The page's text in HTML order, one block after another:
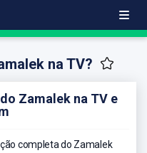
na TV?
Zamalek na TV e
completa do Zamalek